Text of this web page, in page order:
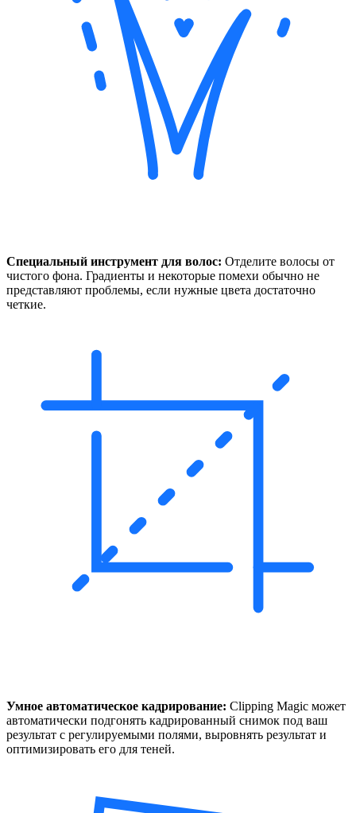
Специальный инструмент для волос: Отделите волосы от
чистого фона. Градиенты и некоторые помехи обычно не
представляют проблемы, если нужные цвета достаточно
четкие.
Умное автоматическое кадрирование: Clipping Magic может
автоматически подгонять кадрированный снимок под ваш
результат с регулируемыми полями, выровнять результат и
оптимизировать его для теней.